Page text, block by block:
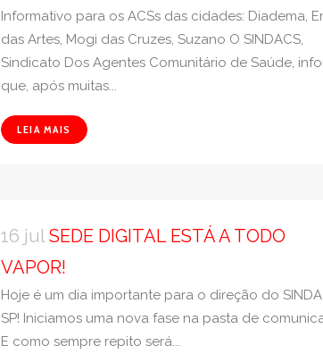
Informativo para os ACSs das cidades: Diadema,
das Artes, Mogi das Cruzes, Suzano O SINDACS,
Sindicato Dos Agentes Comunitário de Saúde,
que, após muitas...
LEIA MAIS
16 jul SEDE DIGITAL ESTÁ A TODO
VAPOR!
Hoje é um dia importante para o direção do
SP! Iniciamos uma nova fase na pasta de
E como sempre repito será...